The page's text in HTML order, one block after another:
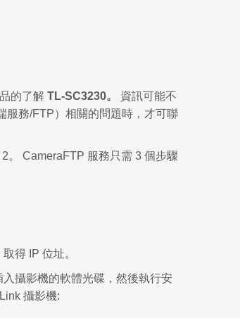
的了解 TL-SC3230。
資訊可能不
服務/FTP）相關的問題時，才可聯
。 CameraFTP 服務只需 3 個步驟
得 IP 位址。
攝影機的軟體光碟，然後執行安
攝影機: